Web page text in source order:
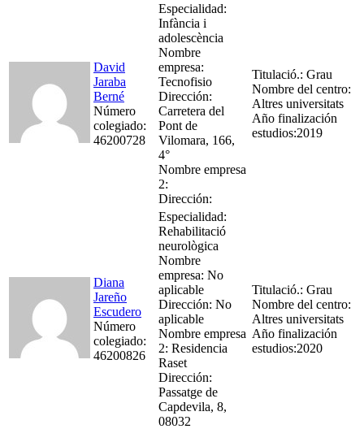
David
Jaraba
Berné
Número
colegiado:
46200728
Especialidad:
Infància i
adolescència
Nombre
empresa:
Tecnofisio
Dirección:
Carretera del
Pont de
Vilomara, 166,
4°
Nombre empresa
2:
Dirección:
Titulació.: Grau
Nombre del centro:
Altres universitats
Año finalización
estudios:2019
Diana
Jareño
Escudero
Número
colegiado:
46200826
Especialidad:
Rehabilitació
neurològica
Nombre
empresa: No
aplicable
Dirección: No
aplicable
Nombre empresa
2: Residencia
Raset
Dirección:
Passatge de
Capdevila, 8,
08032
Titulació.: Grau
Nombre del centro:
Altres universitats
Año finalización
estudios:2020